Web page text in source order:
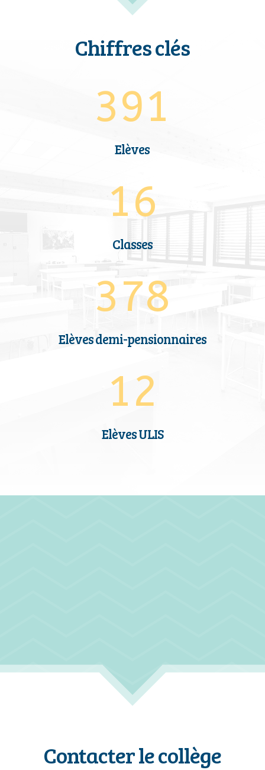
Chiffres clés
391
Elèves
16
Classes
378
Elèves demi-pensionnaires
12
Elèves ULIS
Contacter le collège